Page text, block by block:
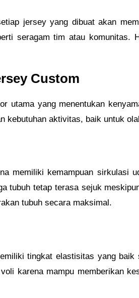
jersey yang dibuat akan
seragam tim atau komunitas.
Custom
utama yang menentukan
aktivitas, baik untuk
memiliki kemampuan sirkulasi
tubuh tetap terasa sejuk
tubuh secara maksimal.
tingkat elastisitas yang
karena mampu memberikan